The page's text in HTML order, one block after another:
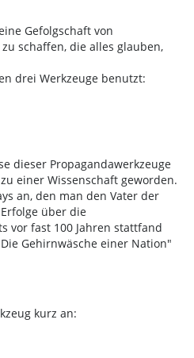
Gefolgschaft von
schaffen, die alles glauben,
drei Werkzeuge benutzt:
dieser Propagandawerkzeuge
einer Wissenschaft geworden.
an, den man den Vater der
über die
vor fast 100 Jahren stattfand
Gehirnwäsche einer Nation"
kurz an: